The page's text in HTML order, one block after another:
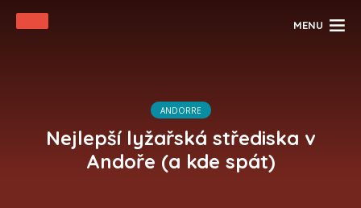
MENU
ANDORRE
Nejlepší lyžařská střediska v
Andoře (a kde spát)